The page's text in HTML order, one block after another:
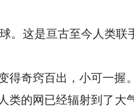
。这是亘古至今人类
得奇窍百出，小可一
的网已经辐射到了